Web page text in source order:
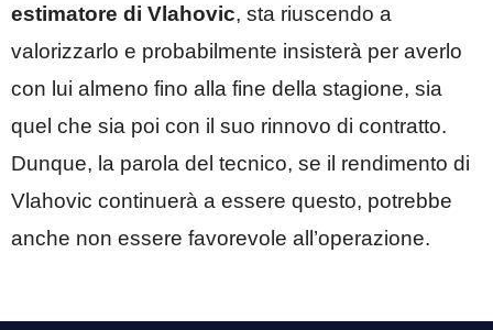
estimatore di Vlahovic, sta riuscendo a
valorizzarlo e probabilmente insisterà per averlo
con lui almeno fino alla fine della stagione, sia
quel che sia poi con il suo rinnovo di contratto.
Dunque, la parola del tecnico, se il rendimento di
Vlahovic continuerà a essere questo, potrebbe
anche non essere favorevole all’operazione.